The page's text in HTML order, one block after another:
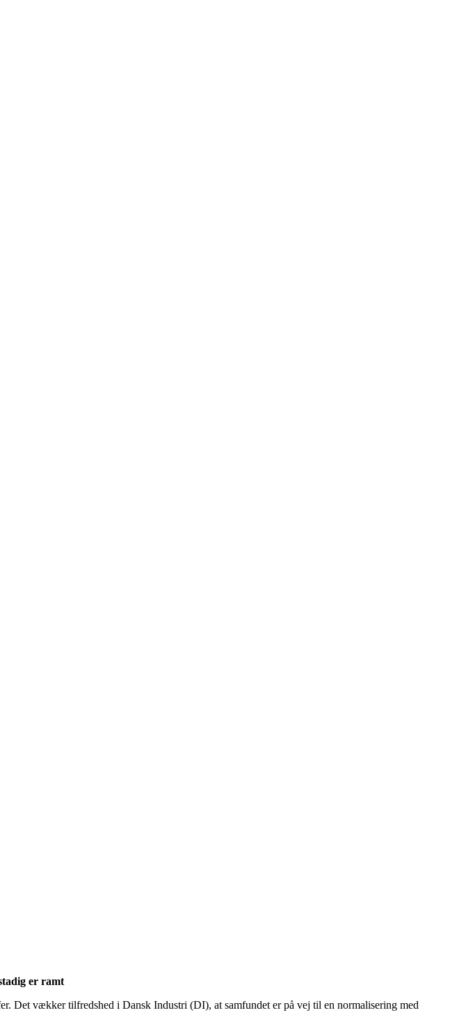
er ramt
Det vækker tilfredshed i Dansk Industri (DI), at samfundet er på vej til en normalisering med